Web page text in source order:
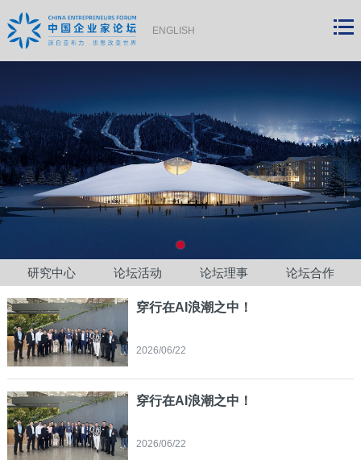
ENGLISH
研究中心 论坛活动 论坛理事 论坛合作
穿行在AI浪潮之中！
2026/06/22
穿行在AI浪潮之中！
2026/06/22